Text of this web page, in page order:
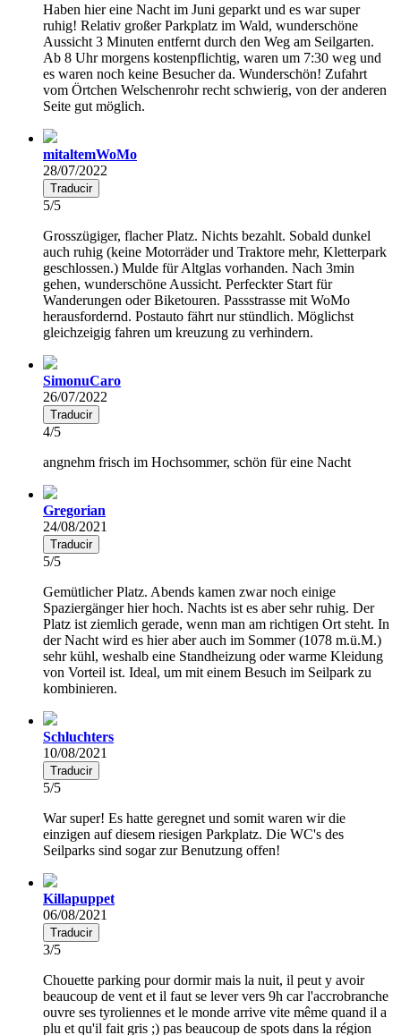
Haben hier eine Nacht im Juni geparkt und es war super
ruhig! Relativ großer Parkplatz im Wald, wunderschöne
Aussicht 3 Minuten entfernt durch den Weg am Seilgarten.
Ab 8 Uhr morgens kostenpflichtig, waren um 7:30 weg und
es waren noch keine Besucher da. Wunderschön! Zufahrt
vom Örtchen Welschenrohr recht schwierig, von der anderen
Seite gut möglich.
mitaltemWoMo
28/07/2022
Traducir
5/5
Grosszügiger, flacher Platz. Nichts bezahlt. Sobald dunkel
auch ruhig (keine Motorräder und Traktore mehr, Kletterpark
geschlossen.) Mulde für Altglas vorhanden. Nach 3min
gehen, wunderschöne Aussicht. Perfeckter Start für
Wanderungen oder Biketouren. Passstrasse mit WoMo
herausfordernd. Postauto fährt nur stündlich. Möglichst
gleichzeigig fahren um kreuzung zu verhindern.
SimonuCaro
26/07/2022
Traducir
4/5
angnehm frisch im Hochsommer, schön für eine Nacht
Gregorian
24/08/2021
Traducir
5/5
Gemütlicher Platz. Abends kamen zwar noch einige
Spaziergänger hier hoch. Nachts ist es aber sehr ruhig. Der
Platz ist ziemlich gerade, wenn man am richtigen Ort steht. In
der Nacht wird es hier aber auch im Sommer (1078 m.ü.M.)
sehr kühl, weshalb eine Standheizung oder warme Kleidung
von Vorteil ist. Ideal, um mit einem Besuch im Seilpark zu
kombinieren.
Schluchters
10/08/2021
Traducir
5/5
War super! Es hatte geregnet und somit waren wir die
einzigen auf diesem riesigen Parkplatz. Die WC's des
Seilparks sind sogar zur Benutzung offen!
Killapuppet
06/08/2021
Traducir
3/5
Chouette parking pour dormir mais la nuit, il peut y avoir
beaucoup de vent et il faut se lever vers 9h car l'accrobranche
ouvre ses tyroliennes et le monde arrive vite même quand il a
plu et qu'il fait gris ;) pas beaucoup de spots dans la région